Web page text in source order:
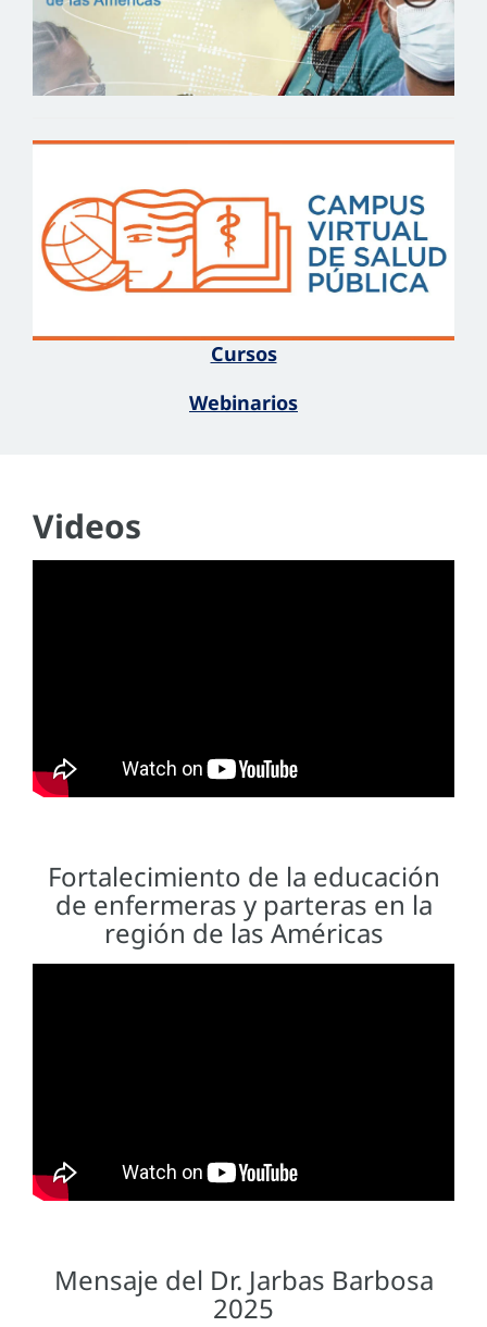
Cursos
Webinarios
Videos
Fortalecimiento de la educación
de enfermeras y parteras en la
región de las Américas
Mensaje del Dr. Jarbas Barbosa
2025